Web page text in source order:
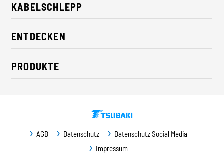
KABELSCHLEPP
Über uns
Karriere
CSR / Nachhaltigkeit
Kontakt
ENTDECKEN
Branchenlösungen
News
PRODUKTE
Führungsbahnschutz
AGB Datenschutz
Datenschutz Social Media
Impressum